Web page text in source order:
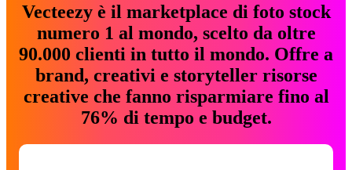
Vecteezy è il marketplace di foto stock
numero 1 al mondo, scelto da oltre
90.000 clienti in tutto il mondo. Offre a
brand, creativi e storyteller risorse
creative che fanno risparmiare fino al
76% di tempo e budget.